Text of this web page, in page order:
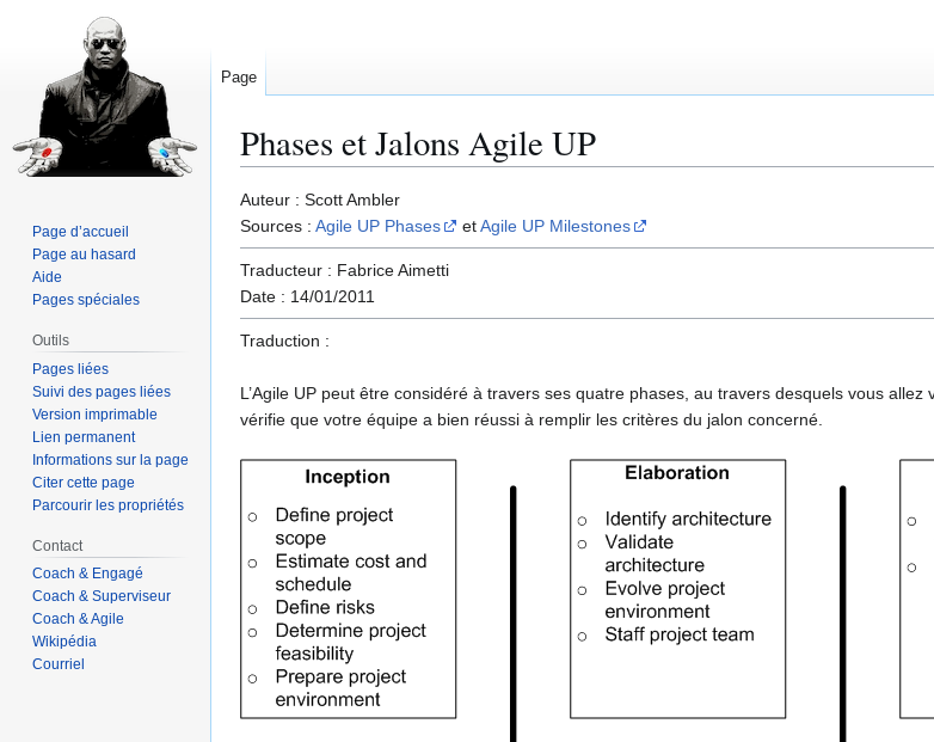
Phases et Jalons Agile UP
Aller
à
la
navigation
Aller
à
la
recherche
Auteur : Scott Ambler
Sources : Agile UP Phases etAgile UP Milestones
Traducteur : Fabrice Aimetti
Date : 14/01/2011
Traduction :
L’Agile UP peut être considéré à travers ses quatre phases, au travers desquels vous
vérifie que votre équipe a bien réussi à remplir les critères du jalon concerné.
Page
Page d’accueil
Page au hasard
Aide
Pages spéciales
Outils
Pages liées
Suivi des pages liées
Version imprimable
Lien permanent
Informations sur la page
Citer cette page
Parcourir les propriétés
Contact
Coach & Engagé
Coach & Superviseur
Coach & Agile
Wikipédia
Courriel